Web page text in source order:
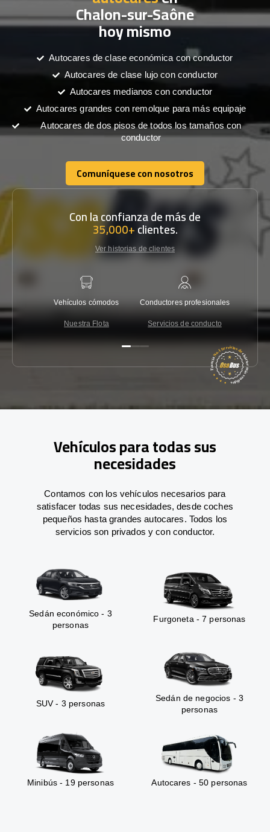
Chalon-sur-Saône
hoy mismo
Autocares de clase económica con conductor
Autocares de clase lujo con conductor
Autocares medianos con conductor
Autocares grandes con remolque para más equipaje
Autocares de dos pisos de todos los tamaños con
conductor
Comuníquese con nosotros
Comuníquese con nosotros
Con la confianza de más de
35,000+clientes.
Ver historias de clientes
Vehículos cómodos
Nuestra Flota
Conductores profesionales
Servicios de conducto
Vehículos para todas sus
necesidades
Contamos con los vehículos necesarios para
satisfacer todas sus necesidades, desde coches
pequeños hasta grandes autocares. Todos los
servicios son privados y con conductor.
Sedán económico - 3
personas
Furgoneta - 7 personas
SUV - 3 personas
Sedán de negocios - 3
personas
Minibús - 19 personas Autocares - 50 personas